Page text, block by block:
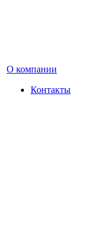
О компании
Контакты